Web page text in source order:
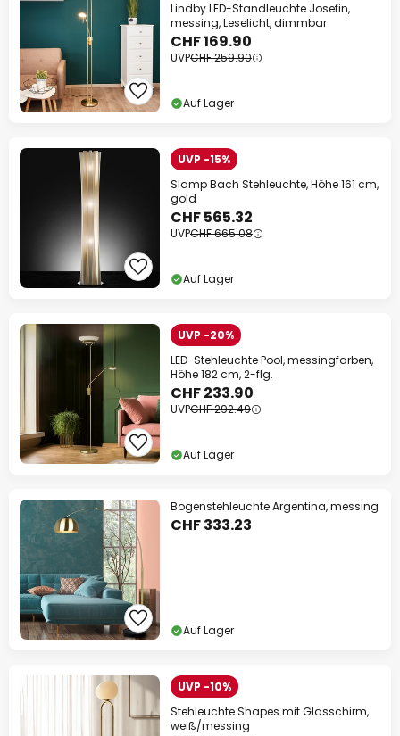
Lindby LED-Standleuchte Josefin,
messing, Leselicht, dimmbar
CHF 169.90
UVPCHF 259.90
Auf Lager
UVP -15%
Slamp Bach Stehleuchte, Höhe 161 cm,
gold
CHF 565.32
UVPCHF 665.08
Auf Lager
UVP -20%
LED-Stehleuchte Pool, messingfarben,
Höhe 182 cm, 2-flg.
CHF 233.90
UVPCHF 292.49
Auf Lager
Bogenstehleuchte Argentina, messing
CHF 333.23
Auf Lager
UVP -10%
Stehleuchte Shapes mit Glasschirm,
weiß/messing